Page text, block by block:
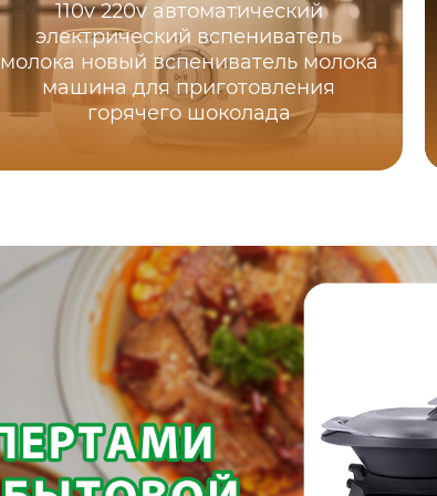
110v 220v автоматический
электрический вспениватель
молока новый вспениватель молока
машина для приготовления
горячего шоколада